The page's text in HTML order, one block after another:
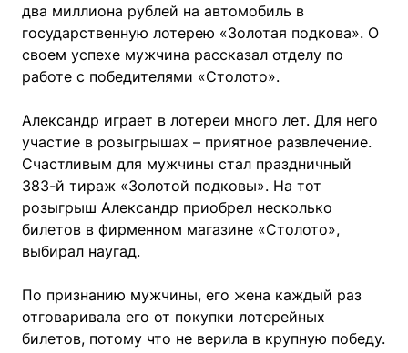
два миллиона рублей на автомобиль в
государственную лотерею «Золотая подкова». О
своем успехе мужчина рассказал отделу по
работе с победителями «Столото».
Александр играет в лотереи много лет. Для него
участие в розыгрышах – приятное развлечение.
Счастливым для мужчины стал праздничный
383-й тираж «Золотой подковы». На тот
розыгрыш Александр приобрел несколько
билетов в фирменном магазине «Столото»,
выбирал наугад.
По признанию мужчины, его жена каждый раз
отговаривала его от покупки лотерейных
билетов, потому что не верила в крупную победу.